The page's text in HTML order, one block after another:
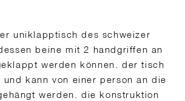
uniklapptisch des schweizer
beine mit 2 handgriffen an
werden können. der tisch
und kann von einer person an die
werden. die konstruktion